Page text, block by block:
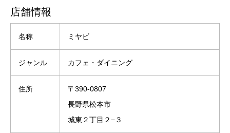
店舗情報
名称 ミヤビ
ジャンル カフェ・ダイニング
住所
〒390-0807
長野県松本市
城東２丁目２−３